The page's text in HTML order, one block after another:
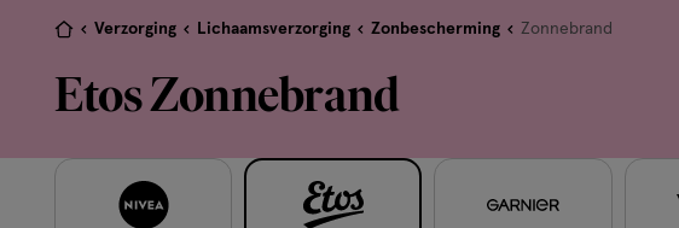
de
ga
naar
footer
veld
geavanceerde
Je
hier:
Verzorging Lichaamsverzorging Zonbescherming Zonnebrand
Etos Zonnebrand